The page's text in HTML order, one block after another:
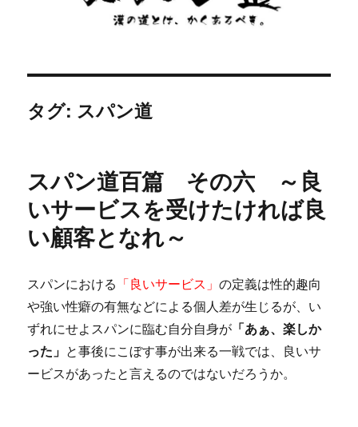
タグ: スパン道
スパン道百篇 その六 ～良
いサービスを受けたければ良
い顧客となれ～
スパンにおける 「良いサービス」の定義は性的趣向
や強い性癖の有無などによる個人差が生じるが、い
ずれにせよスパンに臨む自分自身が 「あぁ、楽しか
った」 と事後にこぼす事が出来る一戦では、良いサ
ービスがあったと言えるのではないだろうか。